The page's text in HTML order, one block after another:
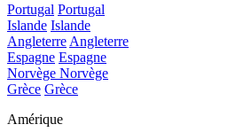
Portugal Portugal
Islande Islande
Angleterre Angleterre
Espagne Espagne
Norvège Norvège
Grèce Grèce
Amérique